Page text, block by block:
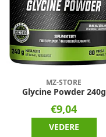
MZ-STORE
Glycine Powder 240g
€9,04
VEDERE